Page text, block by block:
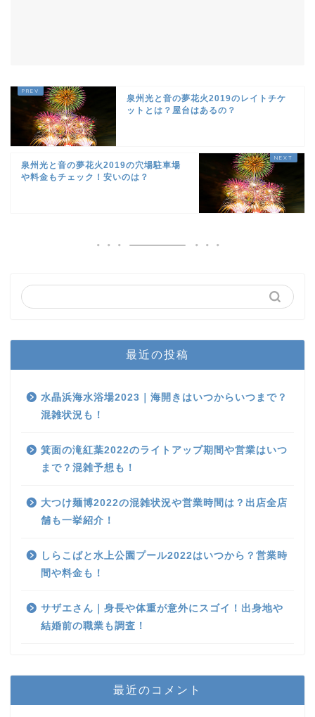
泉州光と音の夢花火2019のレイトチケ
ットとは？屋台はあるの？
泉州光と音の夢花火2019の穴場駐車場
や料金もチェック！安いのは？
最近の投稿
水晶浜海水浴場2023｜海開きはいつからいつまで？
混雑状況も！
箕面の滝紅葉2022のライトアップ期間や営業はいつ
まで？混雑予想も！
大つけ麺博2022の混雑状況や営業時間は？出店全店
舗も一挙紹介！
しらこばと水上公園プール2022はいつから？営業時
間や料金も！
サザエさん｜身長や体重が意外にスゴイ！出身地や
結婚前の職業も調査！
最近のコメント